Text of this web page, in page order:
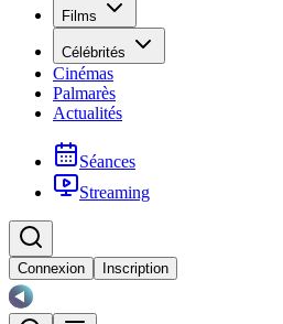
Films
Célébrités
Cinémas
Palmarès
Actualités
Séances
Streaming
Connexion Inscription